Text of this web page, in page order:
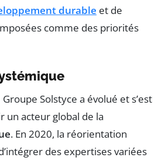
durable et de
comme des priorités
Solstyce a évolué et s’est
un acteur global de la
. En 2020, la réorientation
des expertises variées